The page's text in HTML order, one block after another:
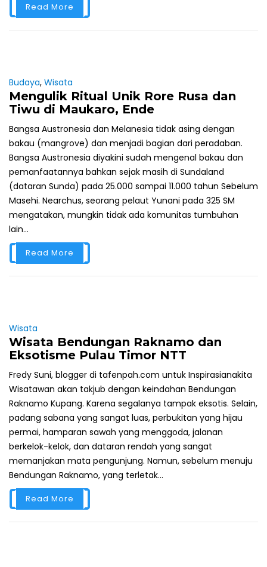
Read More
Budaya, Wisata
Mengulik Ritual Unik Rore Rusa dan
Tiwu di Maukaro, Ende
Bangsa Austronesia dan Melanesia tidak asing dengan
bakau (mangrove) dan menjadi bagian dari peradaban.
Bangsa Austronesia diyakini sudah mengenal bakau dan
pemanfaatannya bahkan sejak masih di Sundaland
(dataran Sunda) pada 25.000 sampai 11.000 tahun Sebelum
Masehi. Nearchus, seorang pelaut Yunani pada 325 SM
mengatakan, mungkin tidak ada komunitas tumbuhan
lain...
Read More
Wisata
Wisata Bendungan Raknamo dan
Eksotisme Pulau Timor NTT
Fredy Suni, blogger di tafenpah.com untuk Inspirasianakita
Wisatawan akan takjub dengan keindahan Bendungan
Raknamo Kupang. Karena segalanya tampak eksotis. Selain,
padang sabana yang sangat luas, perbukitan yang hijau
permai, hamparan sawah yang menggoda, jalanan
berkelok-kelok, dan dataran rendah yang sangat
memanjakan mata pengunjung. Namun, sebelum menuju
Bendungan Raknamo, yang terletak...
Read More